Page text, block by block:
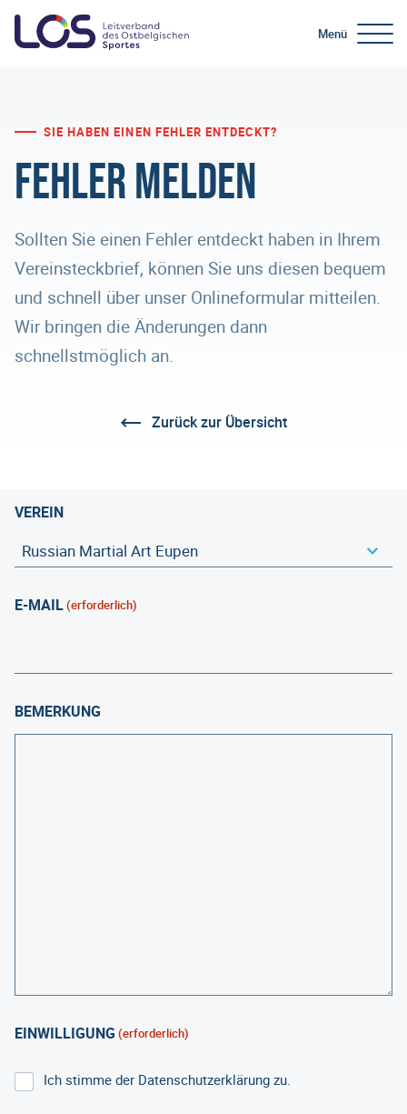
Menü
SIE HABEN EINEN FEHLER ENTDECKT?
Fehler melden
Sollten Sie einen Fehler entdeckt haben in Ihrem
Vereinsteckbrief, können Sie uns diesen bequem
und schnell über unser Onlineformular mitteilen.
Wir bringen die Änderungen dann
schnellstmöglich an.
Zurück zur Übersicht
VEREIN
E-MAIL(erforderlich)
BEMERKUNG
EINWILLIGUNG (erforderlich)
Ich stimme der Datenschutzerklärung zu.